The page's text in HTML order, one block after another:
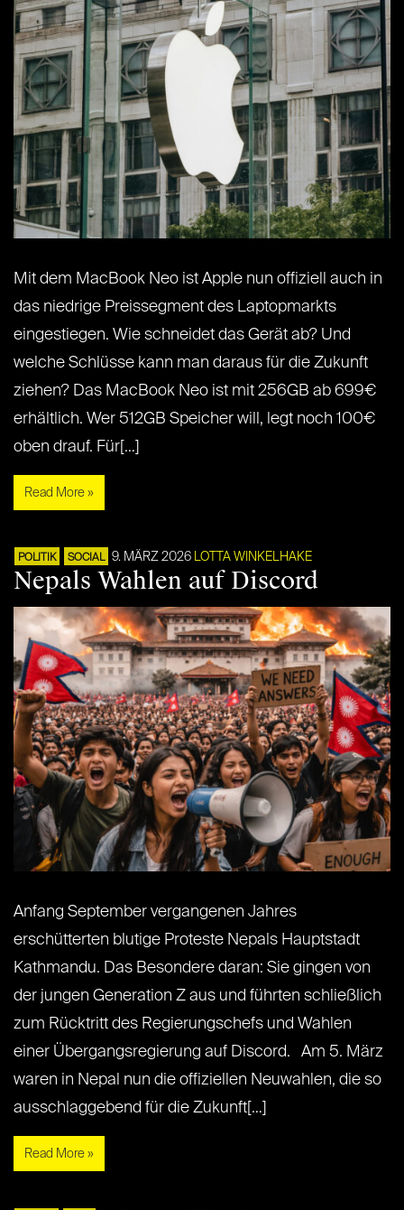
Mit dem MacBook Neo ist Apple nun offiziell auch in
das niedrige Preissegment des Laptopmarkts
eingestiegen. Wie schneidet das Gerät ab? Und
welche Schlüsse kann man daraus für die Zukunft
ziehen? Das MacBook Neo ist mit 256GB ab 699€
erhältlich. Wer 512GB Speicher will, legt noch 100€
oben drauf. Für[…]
Read More »
POLITIK SOCIAL 9. MÄRZ 2026 LOTTA WINKELHAKE
Nepals Wahlen auf Discord
Anfang September vergangenen Jahres
erschütterten blutige Proteste Nepals Hauptstadt
Kathmandu. Das Besondere daran: Sie gingen von
der jungen Generation Z aus und führten schließlich
zum Rücktritt des Regierungschefs und Wahlen
einer Übergangsregierung auf Discord. Am 5. März
waren in Nepal nun die offiziellen Neuwahlen, die so
ausschlaggebend für die Zukunft[…]
Read More »